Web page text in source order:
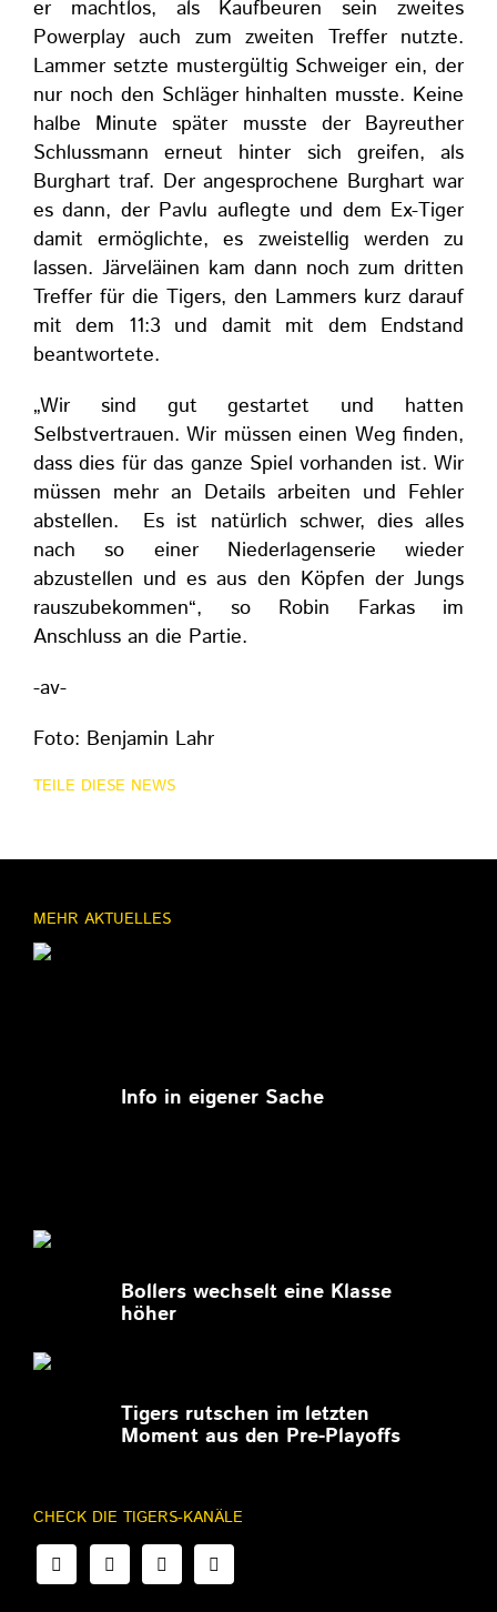
er machtlos, als Kaufbeuren sein zweites
Powerplay auch zum zweiten Treffer nutzte.
Lammer setzte mustergültig Schweiger ein, der
nur noch den Schläger hinhalten musste. Keine
halbe Minute später musste der Bayreuther
Schlussmann erneut hinter sich greifen, als
Burghart traf. Der angesprochene Burghart war
es dann, der Pavlu auflegte und dem Ex-Tiger
damit ermöglichte, es zweistellig werden zu
lassen. Järveläinen kam dann noch zum dritten
Treffer für die Tigers, den Lammers kurz darauf
mit dem 11:3 und damit mit dem Endstand
beantwortete.
„Wir sind gut gestartet und hatten
Selbstvertrauen. Wir müssen einen Weg finden,
dass dies für das ganze Spiel vorhanden ist. Wir
müssen mehr an Details arbeiten und Fehler
abstellen. Es ist natürlich schwer, dies alles
nach so einer Niederlagenserie wieder
abzustellen und es aus den Köpfen der Jungs
rauszubekommen“, so Robin Farkas im
Anschluss an die Partie.
-av-
Foto: Benjamin Lahr
TEILE DIESE NEWS
MEHR AKTUELLES
Info in eigener Sache
Bollers wechselt eine Klasse
höher
Tigers rutschen im letzten
Moment aus den Pre-Playoffs
CHECK DIE TIGERS-KANÄLE